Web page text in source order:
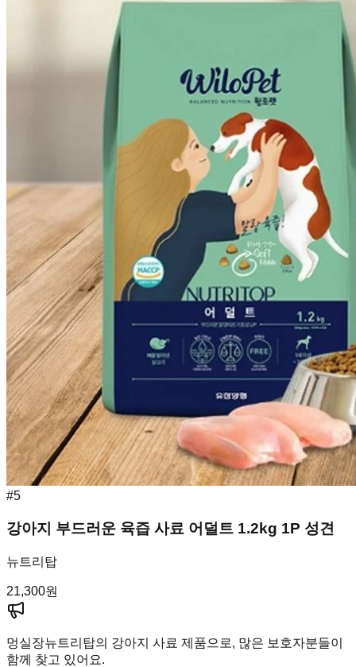
#5
강아지 부드러운 육즙 사료 어덜트 1.2kg 1P 성견
뉴트리탑
21,300원
멍실장뉴트리탑의 강아지 사료 제품으로, 많은 보호자분들이
함께 찾고 있어요.